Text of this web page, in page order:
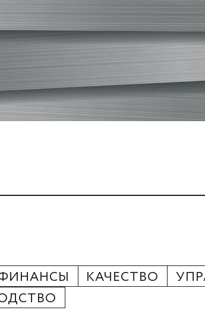
КАЧЕСТВО